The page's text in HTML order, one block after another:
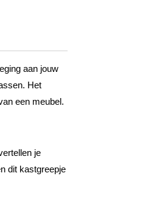
aan jouw
Het
een meubel.
je
dit kastgreepje